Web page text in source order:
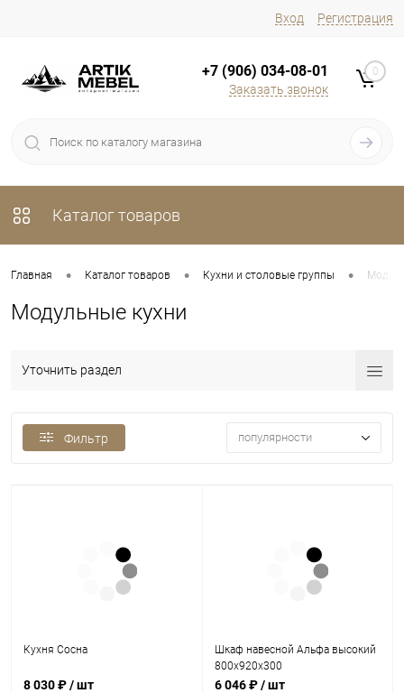
Вход Регистрация
+7 (906) 034-08-01
Заказать звонок
0
Каталог товаров
Главная • Каталог товаров • Кухни и столовые группы •
Модульные кухни
Уточнить раздел
Фильтр популярности
Кухня Сосна
8 030 ₽/ шт
Шкаф навесной Альфа высокий
800х920х300
6 046 ₽/ шт